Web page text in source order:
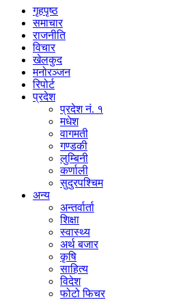
गृहपृष्ठ
समाचार
राजनीति
विचार
खेलकुद
मनोरञ्जन
रिपोर्ट
प्रदेश
प्रदेश नं. १
मधेश
वागमती
गण्डकी
लुम्बिनी
कर्णाली
सुदुरपश्चिम
अन्य
अन्तर्वार्ता
शिक्षा
स्वास्थ्य
अर्थ बजार
कृषि
साहित्य
विदेश
फोटो फिचर